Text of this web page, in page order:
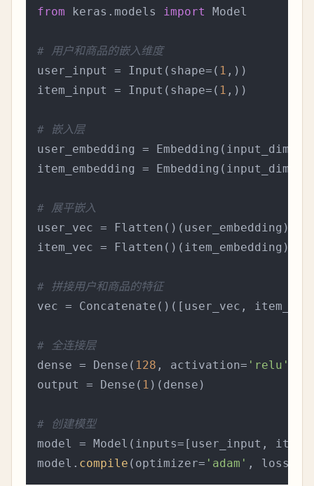
from keras.models import Model
# 用户和商品的嵌入维度
user_input = Input(shape=( 1 ,))
item_input = Input(shape=( 1 ,))
# 嵌入层
user_embedding =
item_embedding =
# 展平嵌入
user_vec = Flatten()(user_embedding)
item_vec = Flatten()(item_embedding)
# 拼接用户和商品的特征
vec = Concatenate()([user_vec,
# 全连接层
dense = Dense( 128 , activation= 'relu'
output = Dense( 1 )(dense)
# 创建模型
model = Model(inputs=[user_input,
model. compile (optimizer= 'adam' , loss=